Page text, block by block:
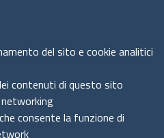
del sito e cookie analitici
contenuti di questo sito
consente la funzione di